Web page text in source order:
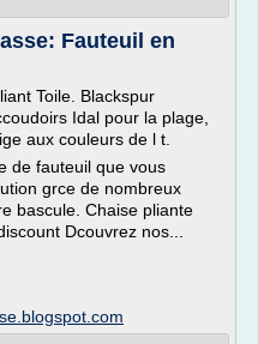
Fauteuil en
Toile. Blackspur
Idal pour la plage,
aux couleurs de l t.
de fauteuil que vous
grce de nombreux
bascule. Chaise pliante
Dcouvrez nos...